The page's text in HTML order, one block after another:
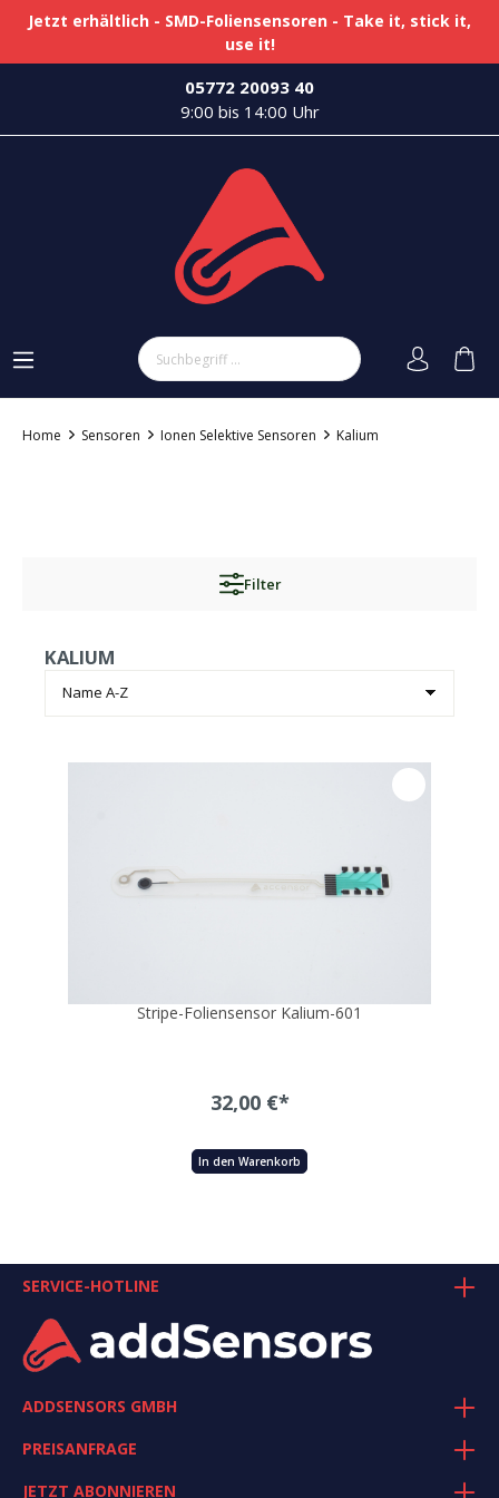
Jetzt erhältlich - SMD-Foliensensoren - Take it, stick it,
use it!
05772 20093 40
9:00 bis 14:00 Uhr
Home Sensoren Ionen Selektive Sensoren Kalium
Filter
KALIUM
Stripe-Foliensensor Kalium-601
32,00 €*
In den Warenkorb
SERVICE-HOTLINE
ADDSENSORS GMBH
PREISANFRAGE
JETZT ABONNIEREN